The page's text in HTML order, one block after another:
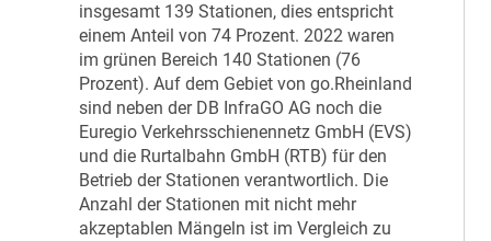
insgesamt 139 Stationen, dies entspricht
einem Anteil von 74 Prozent. 2022 waren
im grünen Bereich 140 Stationen (76
Prozent). Auf dem Gebiet von go.Rheinland
sind neben der DB InfraGO AG noch die
Euregio Verkehrsschienennetz GmbH (EVS)
und die Rurtalbahn GmbH (RTB) für den
Betrieb der Stationen verantwortlich. Die
Anzahl der Stationen mit nicht mehr
akzeptablen Mängeln ist im Vergleich zu